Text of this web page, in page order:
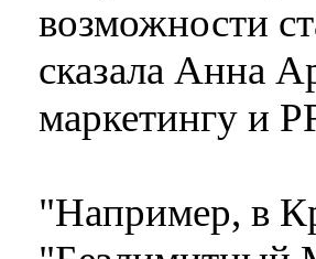
возможности
сказала Анна
маркетингу и
"Например, в